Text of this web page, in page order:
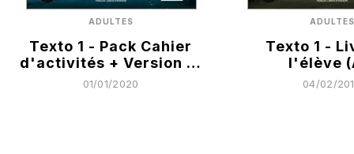
ADULTES
Texto 1 - Pack Cahier
d'activités + Version …
01/01/2020
ADULTES
Texto 1 -
l'élève
04/02/